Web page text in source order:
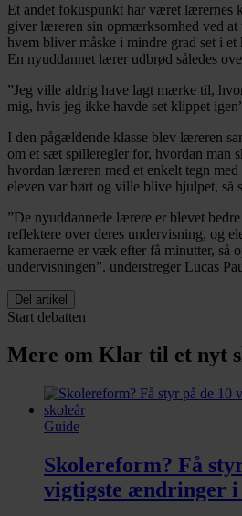
Et andet fokuspunkt har været lærernes
giver læreren sin opmærksomhed ved at
hvem bliver måske i mindre grad set i et
En nyuddannet lærer udbrød således
”Jeg ville aldrig have lagt mærke til,
mig, hvis jeg ikke havde set klippet
I den pågældende klasse blev læreren
om et sæt spilleregler for, hvordan man
hvordan læreren med et enkelt tegn
eleven var hørt og ville blive hjulpet, så
”De nyuddannede lærere er blevet
reflektere over deres undervisning, og
kameraerne er væk efter få minutter, så
undervisningen”. understreger Lucas
Del artikel
Start debatten
Mere om Klar til et nyt
Guide
Skolereform? Få
vigtigste ændringer i